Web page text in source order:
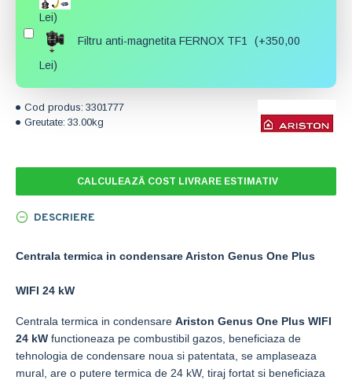
Cod produs: 3301777
Greutate: 33.00kg
Lei)
Filtru anti-magnetita FERNOX TF1
(+350,00
Lei)
CALCULEAZĂ COST LIVRARE ESTIMATIV
DESCRIERE
Centrala termica in condensare Ariston Genus One Plus
WIFI 24 kW
Centrala termica in condensare Ariston Genus One Plus WIFI
24 kW functioneaza pe combustibil gazos, beneficiaza de
tehnologia de condensare noua si patentata, se amplaseaza
mural, are o putere termica de 24 kW, tiraj fortat si beneficiaza